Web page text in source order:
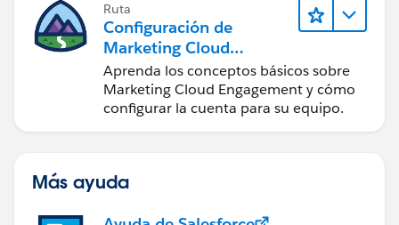
Ruta
Configuración de
Marketing Cloud
Engagement
Aprenda los conceptos básicos sobre
Marketing Cloud Engagement y cómo
configurar la cuenta para su equipo.
Más ayuda